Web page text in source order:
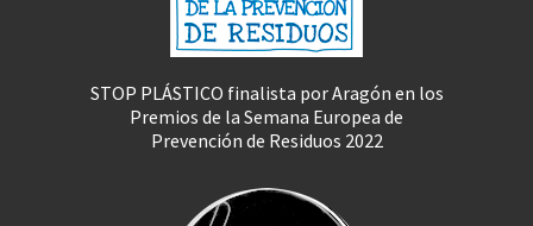
STOP PLÁSTICO finalista por Aragón en los
Premios de la Semana Europea de
Prevención de Residuos 2022